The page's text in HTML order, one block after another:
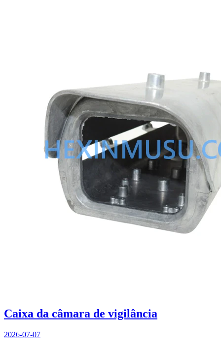
Caixa da câmara de vigilância
2026-07-07